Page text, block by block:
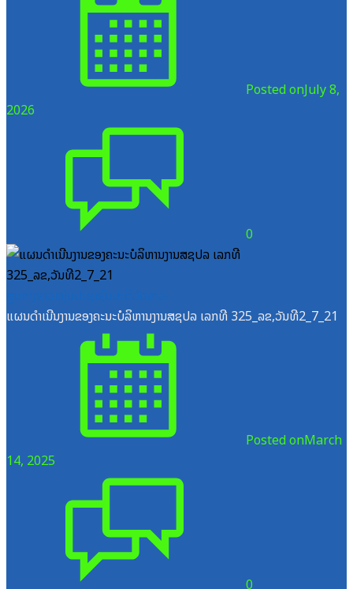
Posted onJuly 8,
2026
0
ແຜນດຳເນີນງານຂອງຄະນະບໍລິຫານງານສຊປລ ເລກທີ 325_ລຂ,ວັນທີ2_7_21
Posted onMarch
14, 2025
0